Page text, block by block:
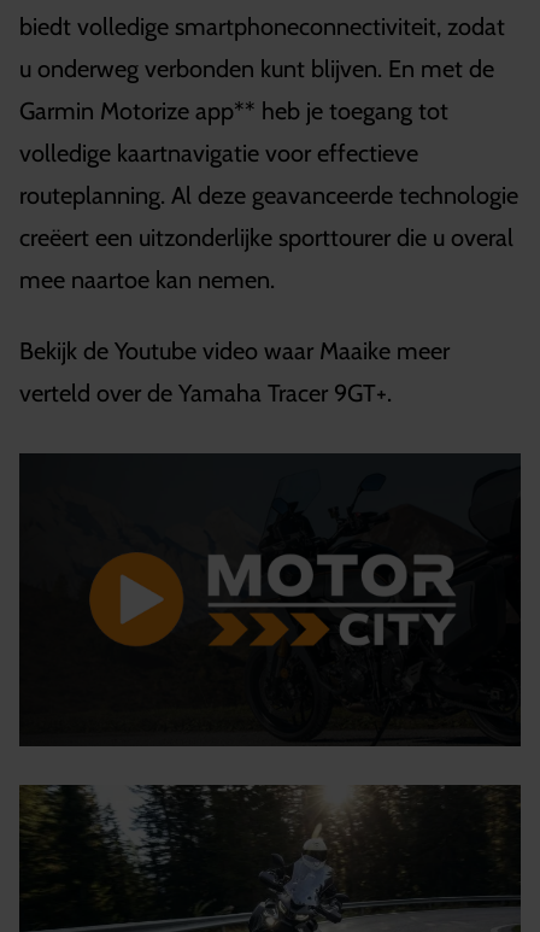
biedt volledige smartphoneconnectiviteit, zodat
u onderweg verbonden kunt blijven. En met de
Garmin Motorize app** heb je toegang tot
volledige kaartnavigatie voor effectieve
routeplanning. Al deze geavanceerde technologie
creëert een uitzonderlijke sporttourer die u overal
mee naartoe kan nemen.
Bekijk de Youtube video waar Maaike meer
verteld over de Yamaha Tracer 9GT+.